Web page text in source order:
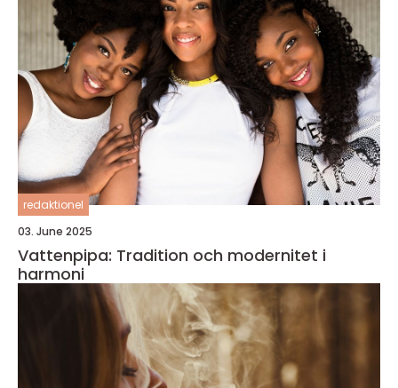
redaktionel
03. June 2025
Vattenpipa: Tradition och modernitet i
harmoni